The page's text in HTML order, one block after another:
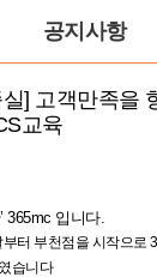
공지사항
] 고객만족을
교육
365mc 입니다.
터 부천점을 시작으로
습니다